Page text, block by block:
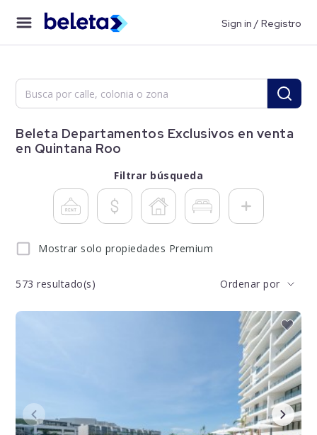
Sign in / Registro
Beleta Departamentos Exclusivos en venta
en Quintana Roo
Filtrar búsqueda
Mostrar solo propiedades Premium
573 resultado(s) Ordenar por